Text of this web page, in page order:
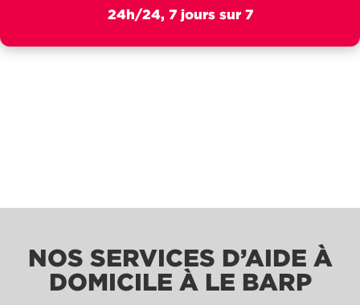
24h/24, 7 jours sur 7
NOS SERVICES D’AIDE À
DOMICILE À LE BARP